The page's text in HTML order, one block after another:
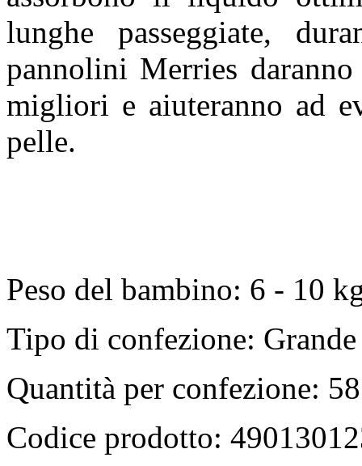
lunghe passeggiate,
pannolini Merries
migliori e aiuteranno ad
pelle.
Peso del bambino: 6 - 10
Tipo di confezione: Grande
Quantità per confezione:
Codice prodotto: